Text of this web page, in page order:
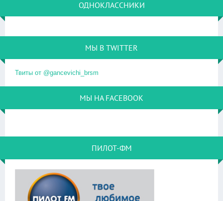
ОДНОКЛАССНИКИ
МЫ В TWITTER
Твиты от @gancevichi_brsm
МЫ НА FACEBOOK
ПИЛОТ-ФМ